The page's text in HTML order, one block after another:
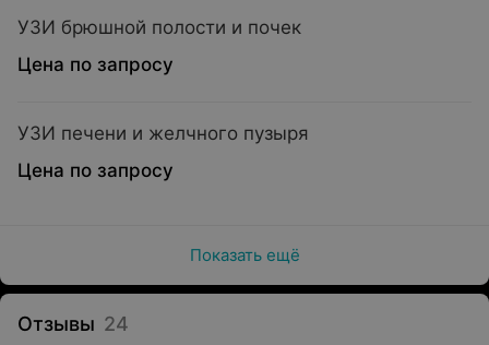
УЗИ брюшной полости и почек
Цена по запросу
УЗИ печени и желчного пузыря
Цена по запросу
Показать ещё
Отзывы 24